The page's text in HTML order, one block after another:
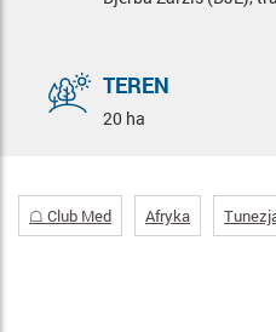
TEREN
20 ha
☖ Club Med Afryka